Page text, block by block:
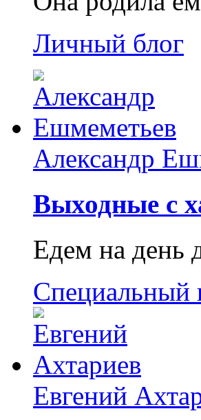
Личный блог
Александр
Выходные с
Едем на день
Специальный
Евгений